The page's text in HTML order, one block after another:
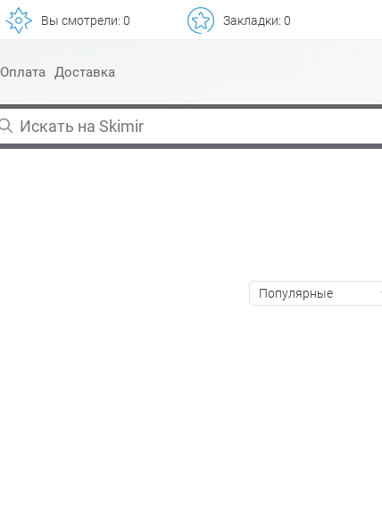
Вы смотрели: 0 Закладки: 0
Оплата Доставка
Популярные